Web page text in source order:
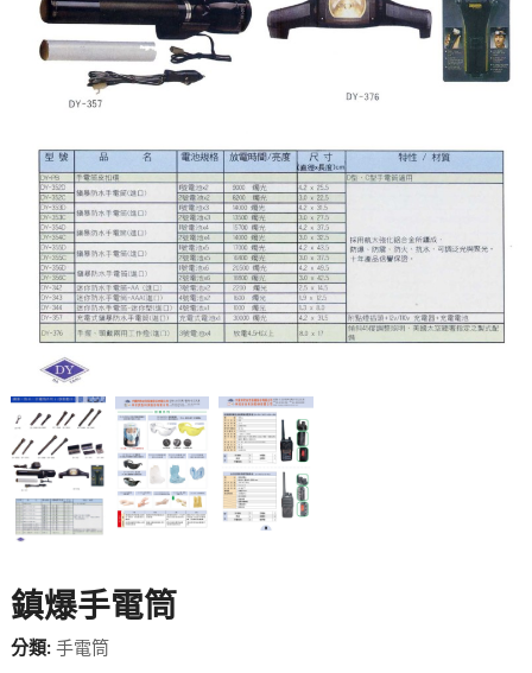
鎮爆手電筒
分類: 手電筒